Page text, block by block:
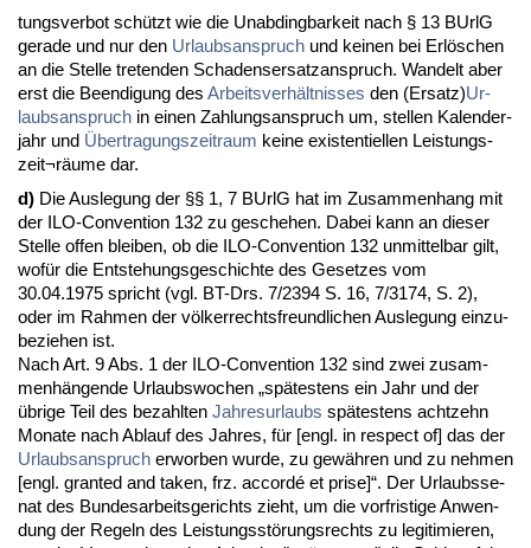
tungs­ver­bot schützt wie die Un­ab­ding­bar­keit nach § 13 BUrlG
ge­ra­de und nur den Ur­laubs­an­spruch und kei­nen bei Erlöschen
an die Stel­le tre­ten­den Scha­dens­er­satz­an­spruch. Wan­delt aber
erst die Be­en­di­gung des Ar­beits­verhält­nis­ses den (Er­satz)Ur­
laubs­an­spruch in ei­nen Zah­lungs­an­spruch um, stel­len Ka­len­der­
jahr und Über­tra­gungs­zeit­raum kei­ne exis­ten­ti­el­len Leis­tungs­
zeit¬räume dar.
d) Die Aus­le­gung der §§ 1, 7 BUrlG hat im Zu­sam­men­hang mit
der ILO-Con­ven­ti­on 132 zu ge­sche­hen. Da­bei kann an die­ser
Stel­le of­fen blei­ben, ob die ILO-Con­ven­ti­on 132 un­mit­tel­bar gilt,
wofür die Ent­ste­hungs­ge­schich­te des Ge­set­zes vom
30.04.1975 spricht (vgl. BT-Drs. 7/2394 S. 16, 7/3174, S. 2),
oder im Rah­men der völker­rechts­freund­li­chen Aus­le­gung ein­zu­
be­zie­hen ist.
Nach Art. 9 Abs. 1 der ILO-Con­ven­ti­on 132 sind zwei zu­sam­
menhängen­de Ur­laubs­wo­chen „spätes­tens ein Jahr und der
übri­ge Teil des be­zahl­ten Jah­res­ur­laubs spätes­tens acht­zehn
Mo­na­te nach Ab­lauf des Jah­res, für [engl. in re­spect of] das der
Ur­laubs­an­spruch er­wor­ben wur­de, zu gewähren und zu neh­men
[engl. gran­ted and ta­ken, frz. ac­cordé et pri­se]“. Der Ur­laubs­se­
nat des Bun­des­ar­beits­ge­richts zieht, um die vor­fris­ti­ge An­wen­
dung der Re­geln des Leis­tungsstörungs­rechts zu le­gi­ti­mie­ren,